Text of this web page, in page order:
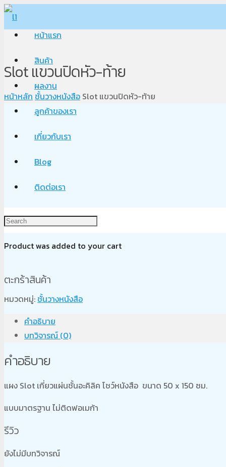
หน้าแรก
สินค้า
ผลงาน
ลูกค้าของเรา
เกี่ยวกับเรา
Blog
ติดต่อเรา
Productwas added to your cart
ตะกร้าสินค้า
Slot แขวนปิดหัว-ท้าย
หน้าหลัก ชั้นวางหนังสือ Slot แขวนปิดหัว-ท้าย
หมวดหมู่: ชั้นวางหนังสือ
คำอธิบาย
บทวิจารณ์ (0)
คำอธิบาย
แผง Slot เกี่ยวแผ่นชั้นอะคิลิค โชว์หนังสือ ขนาด 50 x 150 ซม.
แบบมาตรฐาน ไม่ติดฟอเมก้า
รีวิว
ยังไม่มีบทวิจารณ์